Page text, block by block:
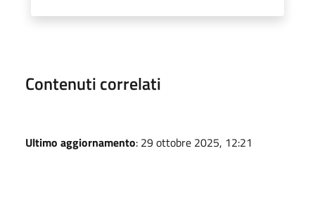
Contenuti correlati
Ultimo aggiornamento: 29 ottobre 2025, 12:21